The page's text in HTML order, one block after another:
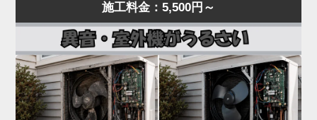
経験豊富なプロの技術者が、メーカーや型番を問わ
ず確実に診断し、最短即日で修理いたします。
冷暖房の効きが悪いと感じたら、お早めにご相談く
ださい。
原因のほとんどは、ドレンホース（結露水を屋外に
排出する管）の詰まりです。長年使用しているとホ
ースの中にホコリ・カビ・虫が侵入し、水の流れを
妨げます。
水漏れはドレン詰まりが関係するケースも多い一方
で、詰まりの位置、本体の傾き、ドレンパンの劣
施工料金：5,500円～